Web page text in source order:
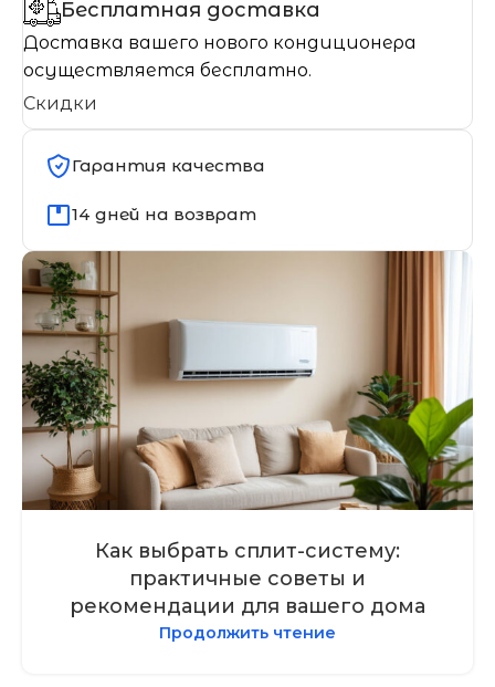
Бесплатная доставка
Доставка вашего нового кондиционера
осуществляется бесплатно.
Скидки
Гарантия качества
14 дней на возврат
Как выбрать сплит-систему:
практичные советы и
рекомендации для вашего дома
Продолжить чтение